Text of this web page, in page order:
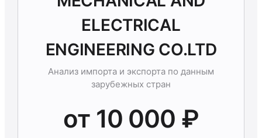
ELECTRICAL
ENGINEERING CO.LTD
Анализ импорта и экспорта по данным
зарубежных стран
от 10 000 ₽